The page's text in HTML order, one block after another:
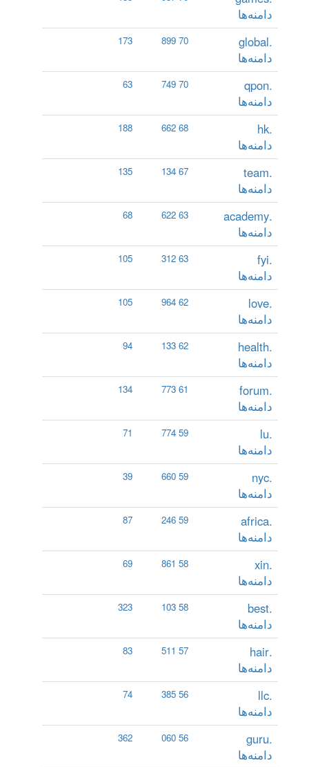
دامنه‌ها
.global
دامنه‌ها
70 899
173
.qpon
دامنه‌ها
70 749
63
.hk
دامنه‌ها
68 662
188
.team
دامنه‌ها
67 134
135
.academy
دامنه‌ها
63 622
68
.fyi
دامنه‌ها
63 312
105
.love
دامنه‌ها
62 964
105
.health
دامنه‌ها
62 133
94
.forum
دامنه‌ها
61 773
134
.lu
دامنه‌ها
59 774
71
.nyc
دامنه‌ها
59 660
39
.africa
دامنه‌ها
59 246
87
.xin
دامنه‌ها
58 861
69
.best
دامنه‌ها
58 103
323
.hair
دامنه‌ها
57 511
83
.llc
دامنه‌ها
56 385
74
.guru
دامنه‌ها
56 060
362